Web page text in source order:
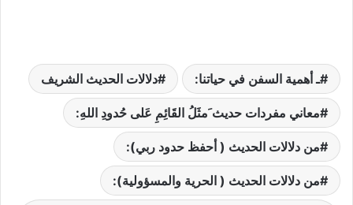
ـ أهمية السفن في حياتنا: دلالات الحديث الشريف
معاني مفردات حديث َمثَلُ القَائِمِ عَلى حُدودِ اللهِ:
من دلالات الحديث ( أحفظ حدود ربي):
من دلالات الحديث ( الحرية والمسؤولية):